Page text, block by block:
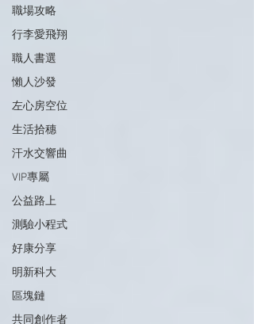
職場攻略
行李愛飛翔
職人書選
懶人沙發
左心房空位
生活拾穗
汗水交響曲
VIP專屬
公益路上
測驗小程式
好康分享
明新科大
區塊鏈
共同創作者